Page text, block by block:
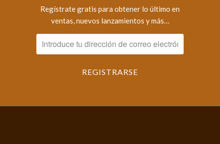
Regístrate gratis para obtener lo último en
ventas, nuevos lanzamientos y más…